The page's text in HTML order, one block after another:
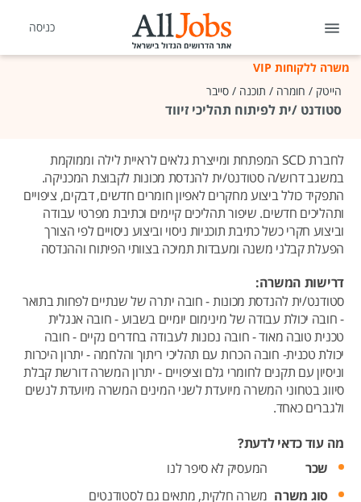
כניסה
משרה ללקוחות VIP
הייטק / חומרה / תוכנה / סייבר
סטודנט /ית לפיתוח תהליכי זיווד
לחברת SCD המפתחת ומייצרת גלאים לראיית לילה וממוקמת
במשגב דרוש/ה סטודנט/ית להנדסת מכונות לקבוצת המכניקה.
התפקיד כולל ביצוע מחקרים לאפיון חומרים חדשים, דבקים, ציפויים
ותהליכים חדשים. שיפור תהליכים קיימים וכתיבת מפרטי עבודה
וביצוע חקרי כשל כתיבת תוכניות ניסוי וביצוע ניסויים לפי הצורך
הפעלת קבלני משנה ומעבדות תמיכה בצוותי הפיתוח וההנדסה
דרישות המשרה:
סטודנט/ית להנדסת מכונות - חובה יתרה של שנתיים לפחות בתואר
- חובה יכולת עבודה של מינימום יומיים בשבוע - חובה אנגלית
טכנית טובה מאוד - חובה נכונות לעבודה בחדרים נקיים - חובה
יכולת טכנית- חובה הכרות עם תהליכי ריתוך והלחמה - יתרון היכרות
וניסיון עם תקנים לחומרי גלם וציפויים - יתרון המשרה דורשת קבלת
סיווג בטחוני המשרה מיועדת לשני המינים המשרה מיועדת לנשים
ולגברים כאחד.
מה עוד כדאי לדעת?
שכר
המעסיק לא סיפר לנו
סוג משרה משרה חלקית, מתאים גם לסטודנטים